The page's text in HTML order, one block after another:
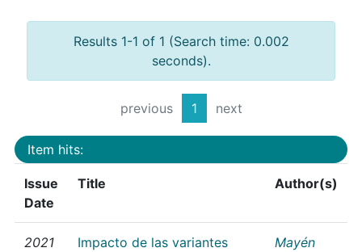
Results 1-1 of 1 (Search time: 0.002
seconds).
previous 1 next
Item hits:
Issue
Date
Title Author(s)
2021
Impacto de las variantes
Mayén